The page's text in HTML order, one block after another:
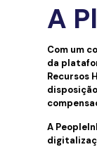
A
Com um
da
Recursos
A